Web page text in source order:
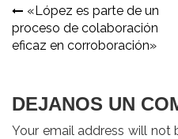
Navegación
de
«López es parte de un
proceso de colaboración
eficaz en corroboración»
DEJANOS UN
Your email address will not